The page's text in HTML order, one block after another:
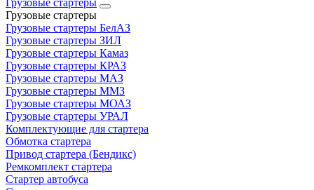
Грузовые стартеры
Грузовые стартеры
Грузовые стартеры БелАЗ
Грузовые стартеры ЗИЛ
Грузовые стартеры Камаз
Грузовые стартеры КРАЗ
Грузовые стартеры МАЗ
Грузовые стартеры ММЗ
Грузовые стартеры МОАЗ
Грузовые стартеры УРАЛ
Комплектующие для стартера
Обмотка стартера
Привод стартера (Бендикс)
Ремкомплект стартера
Стартер автобуса